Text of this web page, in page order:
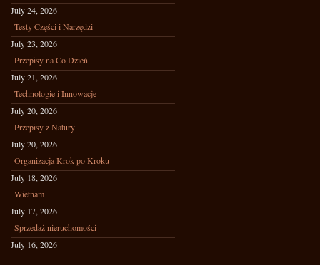
July 24, 2026
Testy Części i Narzędzi
July 23, 2026
Przepisy na Co Dzień
July 21, 2026
Technologie i Innowacje
July 20, 2026
Przepisy z Natury
July 20, 2026
Organizacja Krok po Kroku
July 18, 2026
Wietnam
July 17, 2026
Sprzedaż nieruchomości
July 16, 2026